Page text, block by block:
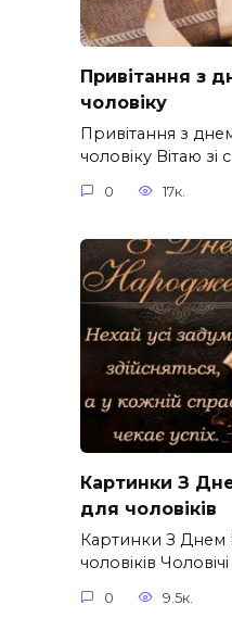
Привітання з
чоловіку
Привітання з
чоловіку Вітаю зі
0 17к.
Картинки З
для чоловіків​
Картинки З
чоловіків​ Чоловічі
0 9.5к.